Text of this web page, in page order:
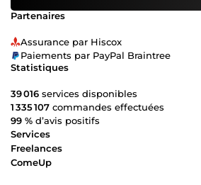
Partenaires
Assurance par Hiscox
Paiements par PayPal Braintree
Statistiques
39 016 services disponibles
1 335 107 commandes effectuées
99 % d’avis positifs
Services
Freelances
ComeUp